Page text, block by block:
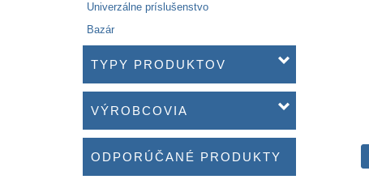
Univerzálne príslušenstvo
Bazár
TYPY PRODUKTOV
VÝROBCOVIA
ODPORÚČANÉ PRODUKTY